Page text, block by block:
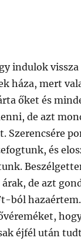
indulok vissza
háza, mert
őket és
de azt
Szerencsére
és
de azt
ból hazaértem.
éjfél után